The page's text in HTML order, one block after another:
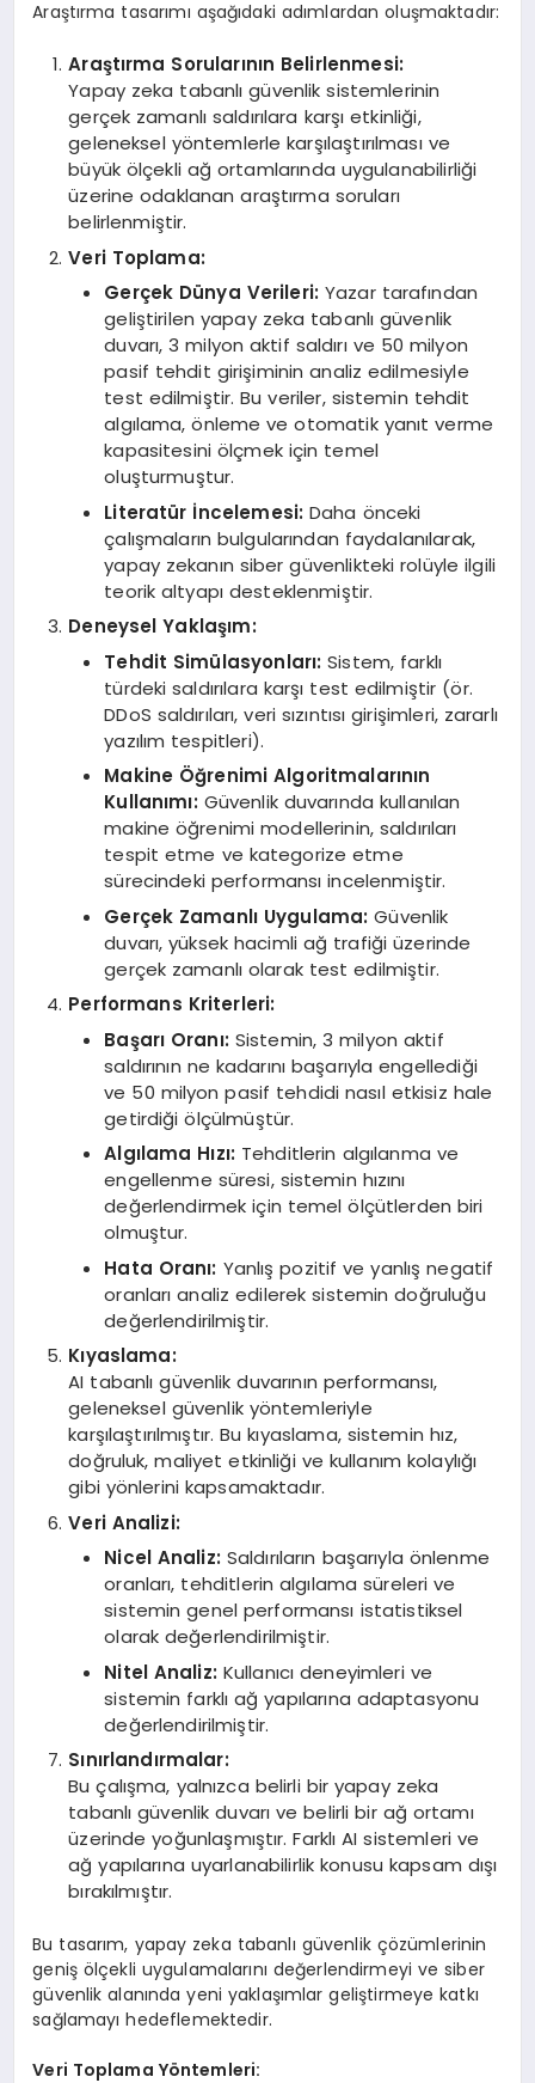
Araştırma tasarımı aşağıdaki adımlardan oluşmaktadır:
Araştırma Sorularının Belirlenmesi:
Yapay zeka tabanlı güvenlik sistemlerinin
gerçek zamanlı saldırılara karşı etkinliği,
geleneksel yöntemlerle karşılaştırılması ve
büyük ölçekli ağ ortamlarında uygulanabilirliği
üzerine odaklanan araştırma soruları
belirlenmiştir.
Veri Toplama:
Gerçek Dünya Verileri: Yazar tarafından
geliştirilen yapay zeka tabanlı güvenlik
duvarı, 3 milyon aktif saldırı ve 50 milyon
pasif tehdit girişiminin analiz edilmesiyle
test edilmiştir. Bu veriler, sistemin tehdit
algılama, önleme ve otomatik yanıt verme
kapasitesini ölçmek için temel
oluşturmuştur.
Literatür İncelemesi: Daha önceki
çalışmaların bulgularından faydalanılarak,
yapay zekanın siber güvenlikteki rolüyle ilgili
teorik altyapı desteklenmiştir.
Deneysel Yaklaşım:
Tehdit Simülasyonları: Sistem, farklı
türdeki saldırılara karşı test edilmiştir (ör.
DDoS saldırıları, veri sızıntısı girişimleri, zararlı
yazılım tespitleri).
Makine Öğrenimi Algoritmalarının
Kullanımı: Güvenlik duvarında kullanılan
makine öğrenimi modellerinin, saldırıları
tespit etme ve kategorize etme
sürecindeki performansı incelenmiştir.
Gerçek Zamanlı Uygulama: Güvenlik
duvarı, yüksek hacimli ağ trafiği üzerinde
gerçek zamanlı olarak test edilmiştir.
Performans Kriterleri:
Başarı Oranı: Sistemin, 3 milyon aktif
saldırının ne kadarını başarıyla engellediği
ve 50 milyon pasif tehdidi nasıl etkisiz hale
getirdiği ölçülmüştür.
Algılama Hızı: Tehditlerin algılanma ve
engellenme süresi, sistemin hızını
değerlendirmek için temel ölçütlerden biri
olmuştur.
Hata Oranı: Yanlış pozitif ve yanlış negatif
oranları analiz edilerek sistemin doğruluğu
değerlendirilmiştir.
Kıyaslama:
AI tabanlı güvenlik duvarının performansı,
geleneksel güvenlik yöntemleriyle
karşılaştırılmıştır. Bu kıyaslama, sistemin hız,
doğruluk, maliyet etkinliği ve kullanım kolaylığı
gibi yönlerini kapsamaktadır.
Veri Analizi:
Nicel Analiz: Saldırıların başarıyla önlenme
oranları, tehditlerin algılama süreleri ve
sistemin genel performansı istatistiksel
olarak değerlendirilmiştir.
Nitel Analiz: Kullanıcı deneyimleri ve
sistemin farklı ağ yapılarına adaptasyonu
değerlendirilmiştir.
Sınırlandırmalar:
Bu çalışma, yalnızca belirli bir yapay zeka
tabanlı güvenlik duvarı ve belirli bir ağ ortamı
üzerinde yoğunlaşmıştır. Farklı AI sistemleri ve
ağ yapılarına uyarlanabilirlik konusu kapsam dışı
bırakılmıştır.
Bu tasarım, yapay zeka tabanlı güvenlik çözümlerinin
geniş ölçekli uygulamalarını değerlendirmeyi ve siber
güvenlik alanında yeni yaklaşımlar geliştirmeye katkı
sağlamayı hedeflemektedir.
Veri Toplama Yöntemleri: